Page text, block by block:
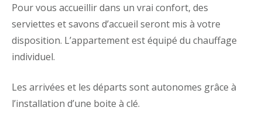
Pour vous accueillir dans un vrai confort, des
serviettes et savons d’accueil seront mis à votre
disposition. L’appartement est équipé du chauffage
individuel.
Les arrivées et les départs sont autonomes grâce à
l’installation d’une boite à clé.